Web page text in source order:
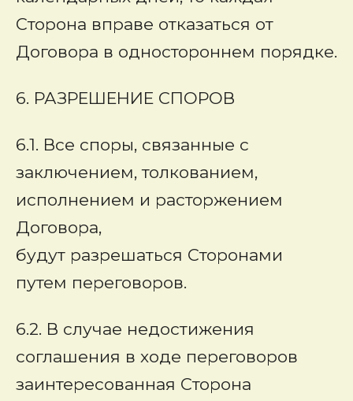
Сторона вправе отказаться от
Договора в одностороннем порядке.
6. РАЗРЕШЕНИЕ СПОРОВ
6.1. Все споры, связанные с
заключением, толкованием,
исполнением и расторжением
Договора,
будут разрешаться Сторонами
путем переговоров.
6.2. В случае недостижения
соглашения в ходе переговоров
заинтересованная Сторона